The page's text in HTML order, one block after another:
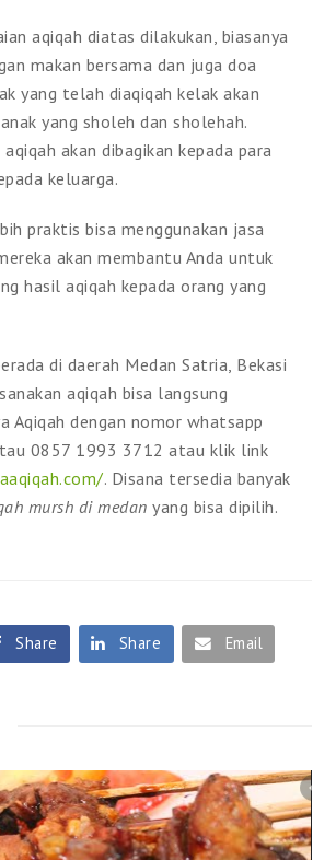
aqiqah diatas dilakukan, biasanya
makan bersama dan juga doa
yang telah diaqiqah kelak akan
yang sholeh dan sholehah.
akan dibagikan kepada para
keluarga.
praktis bisa menggunakan jasa
akan membantu Anda untuk
hasil aqiqah kepada orang yang
di daerah Medan Satria, Bekasi
aqiqah bisa langsung
Aqiqah dengan nomor whatsapp
0857 1993 3712 atau klik link
. Disana tersedia banyak
mursh di medanyang bisa dipilih.
Share Share Email